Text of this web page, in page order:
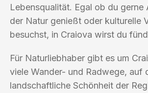
Lebensqualität. Egal ob du gerne
der Natur genießt oder kulturelle
besuchst, in Craiova wirst du
Für Naturliebhaber gibt es um
viele Wander- und Radwege, auf
landschaftliche Schönheit der